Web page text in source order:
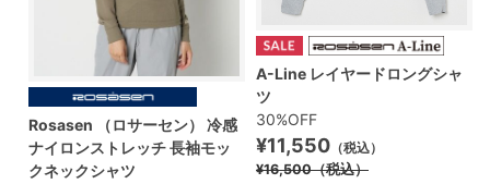
Rosasen （ロサーセン） 冷感
ナイロンストレッチ 長袖モッ
クネックシャツ
A-Line レイヤードロングシャ
ツ
30%OFF
¥11,550 （税込）
¥16,500（税込）